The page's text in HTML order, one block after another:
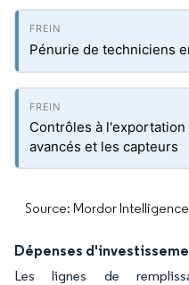
Pénurie de techniciens
Contrôles à
avancés et les capteurs
Source: Mordor Intelligence
Dépenses
Les lignes de